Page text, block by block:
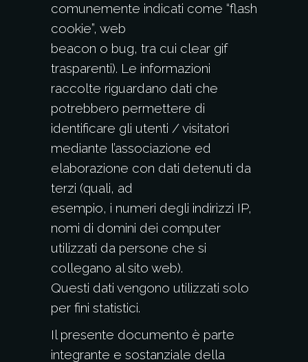
comunemente indicati come “flash
cookie”, web
beacon o bug, tra cui clear gif
trasparenti). Le informazioni
raccolte riguardano dati che
potrebbero permettere di
identificare gli utenti / visitatori
mediante l’associazione ed
elaborazione con dati detenuti da
terzi (quali, ad
esempio, i numeri degli indirizzi IP,
nomi di domini dei computer
utilizzati da persone che si
collegano al sito web).
Questi dati vengono utilizzati solo
per fini statistici.
Il presente documento è parte
integrante e sostanziale della